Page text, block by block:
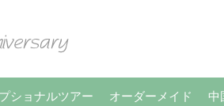
ショナルツアー オーダーメイド 中